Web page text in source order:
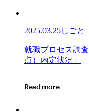
査
（2026
年
卒）
3
2025.03.25しごと
就
職
セ
就職プロ セス調査
点） 内定状況 」
Read more